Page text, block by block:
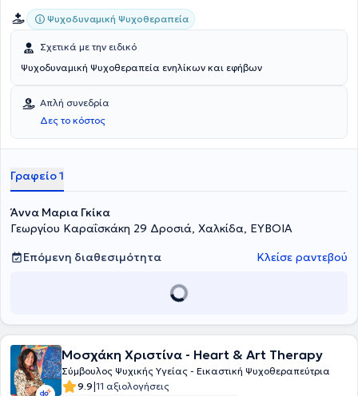
Ψυχοδυναμική Ψυχοθεραπεία
Σχετικά με την ειδικό
Ψυχοδυναμική Ψυχοθεραπεία ενηλίκων και εφήβων
Απλή συνεδρία
Δες το κόστος
Γραφείο 1
Άννα Μαρια Γκίκα
Γεωργίου Καραΐσκάκη 29 Δροσιά, Χαλκίδα, ΕΥΒΟΙΑ
Επόμενη διαθεσιμότητα
Κλείσε ραντεβού
Μοσχάκη Χριστίνα - Heart & Art Therapy
Σύμβουλος Ψυχικής Υγείας - Εικαστική Ψυχοθεραπεύτρια
9.9|11 αξιολογήσεις